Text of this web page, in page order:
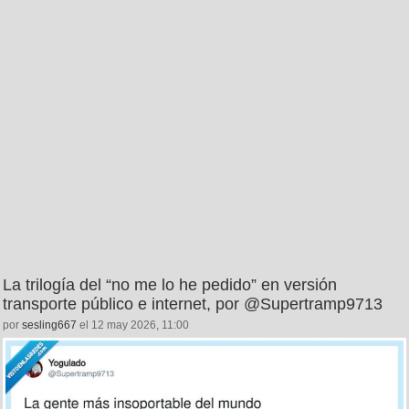
La trilogía del “no me lo he pedido” en versión
transporte público e internet, por @Supertramp9713
por sesling667 el 12 may 2026, 11:00